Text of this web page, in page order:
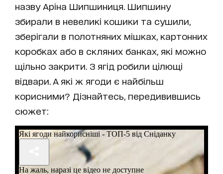
назву Аріна Шипшиниця. Шипшину
збирали в невеликі кошики та сушили,
зберігали в полотняних мішках, картонних
коробках або в скляних банках, які можно
щільно закрити. З ягід робили цілющі
відвари. А які ж ягоди є найбільш
корисними? Дізнайтесь, передивившись
сюжет: